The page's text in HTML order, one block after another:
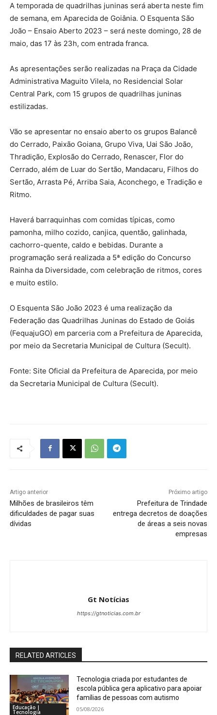
A temporada de quadrilhas juninas será aberta neste fim
de semana, em Aparecida de Goiânia. O Esquenta São
João – Ensaio Aberto 2023 – será neste domingo, 28 de
maio, das 17 às 23h, com entrada franca.
As apresentações serão realizadas na Praça da Cidade
Administrativa Maguito Vilela, no Residencial Solar
Central Park, com 15 grupos de quadrilhas juninas
estilizadas.
Vão se apresentar no ensaio aberto os grupos Balancê
do Cerrado, Paixão Goiana, Grupo Viva, Uai São João,
Thradição, Explosão do Cerrado, Renascer, Flor do
Cerrado, além de Luar do Sertão, Mandacaru, Filhos do
Sertão, Arrasta Pé, Arriba Saia, Aconchego, e Tradição e
Ritmo.
Haverá barraquinhas com comidas típicas, como
pamonha, milho cozido, canjica, quentão, galinhada,
cachorro-quente, caldo e bebidas. Durante a
programação será realizada a 5ª edição do Concurso
Rainha da Diversidade, com celebração de ritmos, cores
e muito estilo.
O Esquenta São João 2023 é uma realização da
Federação das Quadrilhas Juninas do Estado de Goiás
(FequajuGO) em parceria com a Prefeitura de Aparecida,
por meio da Secretaria Municipal de Cultura (Secult).
Fonte: Site Oficial da Prefeitura de Aparecida, por meio
da Secretaria Municipal de Cultura (Secult).
Artigo anterior
Milhões de brasileiros têm
dificuldades de pagar suas
dívidas
Próximo artigo
Prefeitura de Trindade
entrega decretos de doações
de áreas a seis novas
empresas
Gt Notícias
https://gtnoticias.com.br
RELATED ARTICLES
Educação |
Tecnologia
Tecnologia criada por estudantes de
escola pública gera aplicativo para apoiar
famílias de pessoas com autismo
05/08/2026